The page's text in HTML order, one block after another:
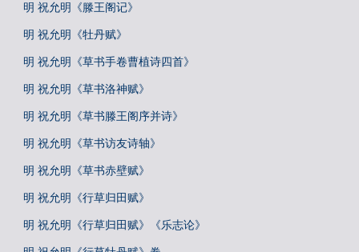
明 祝允明《滕王阁记》
明 祝允明《牡丹赋》
明 祝允明《草书手卷曹植诗四首》
明 祝允明《草书洛神赋》
明 祝允明《草书滕王阁序并诗》
明 祝允明《草书访友诗轴》
明 祝允明《草书赤壁赋》
明 祝允明《行草归田赋》
明 祝允明《行草归田赋》《乐志论》